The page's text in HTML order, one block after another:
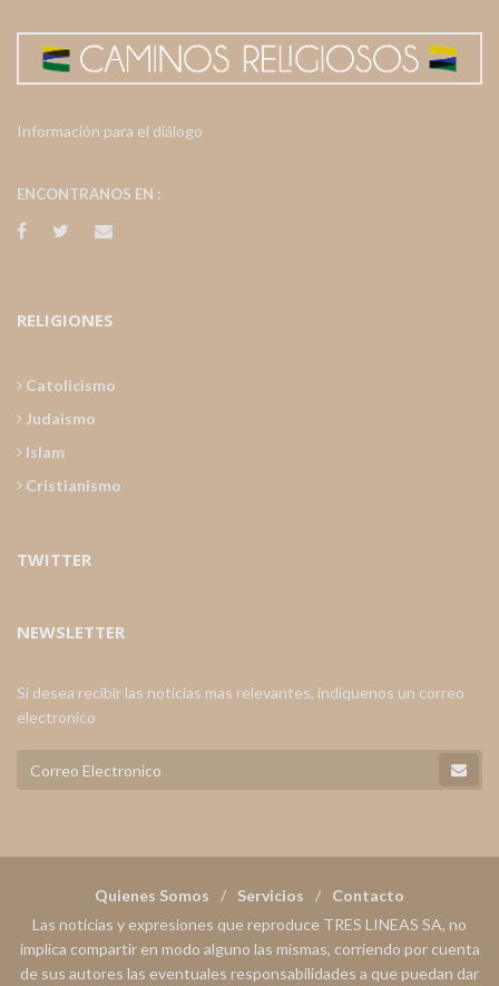
Información para el diálogo
ENCONTRANOS EN :
RELIGIONES
Catolicismo
Judaismo
Islam
Cristianismo
TWITTER
NEWSLETTER
Si desea recibir las noticias mas relevantes, indiquenos un correo
electronico
Quienes Somos Servicios
Contacto
Las noticias y expresiones que reproduce TRES LINEAS SA, no
implica compartir en modo alguno las mismas, corriendo por cuenta
de sus autores las eventuales responsabilidades a que puedan dar